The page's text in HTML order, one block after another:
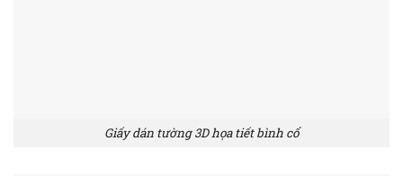
Giấy dán tường 3D họa tiết bình cổ